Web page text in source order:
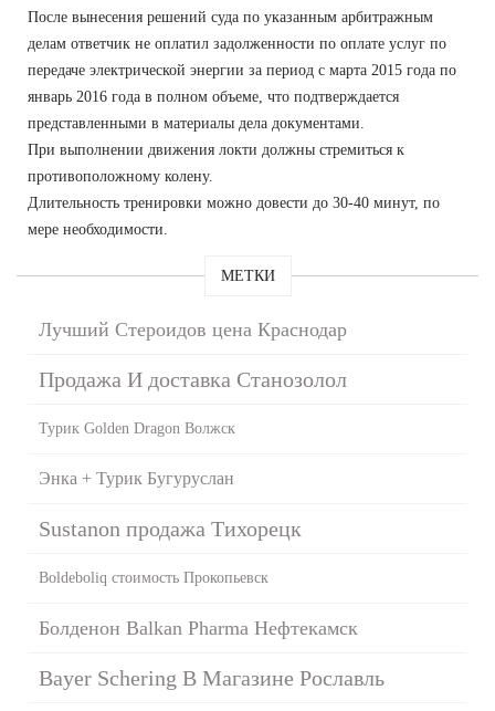
После вынесения решений суда по указанным арбитражным
делам ответчик не оплатил задолженности по оплате услуг по
передаче электрической энергии за период с марта 2015 года по
январь 2016 года в полном объеме, что подтверждается
представленными в материалы дела документами.
При выполнении движения локти должны стремиться к
противоположному колену.
Длительность тренировки можно довести до 30-40 минут, по
мере необходимости.
МЕТКИ
Лучший Стероидов цена Краснодар
Продажа И доставка Станозолол
Турик Golden Dragon Волжск
Энка + Турик Бугуруслан
Sustanon продажа Тихорецк
Boldeboliq стоимость Прокопьевск
Болденон Balkan Pharma Нефтекамск
Bayer Schering В Магазине Рославль